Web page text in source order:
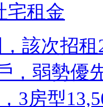
宅租金
該次招
，弱勢優
3房型